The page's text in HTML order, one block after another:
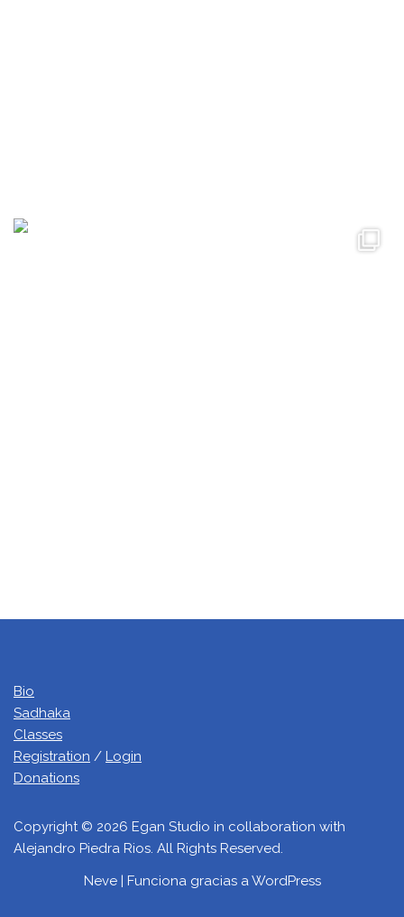
Bio
Sadhaka
Classes
Registration / Login
Donations
Copyright © 2026 Egan Studio in collaboration with
Alejandro Piedra Rios. All Rights Reserved.
Neve| Funciona gracias aWordPress